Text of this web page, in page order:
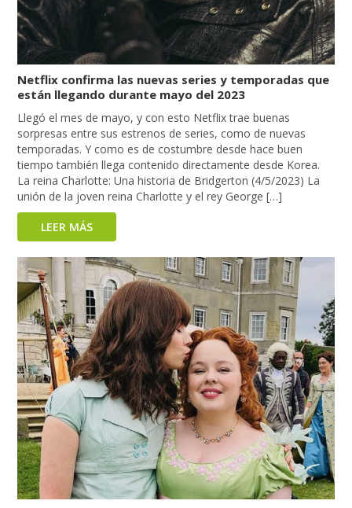
Netflix confirma las nuevas series y temporadas que
están llegando durante mayo del 2023
Llegó el mes de mayo, y con esto Netflix trae buenas
sorpresas entre sus estrenos de series, como de nuevas
temporadas. Y como es de costumbre desde hace buen
tiempo también llega contenido directamente desde Korea.
La reina Charlotte: Una historia de Bridgerton (4/5/2023) La
unión de la joven reina Charlotte y el rey George […]
LEER MÁS